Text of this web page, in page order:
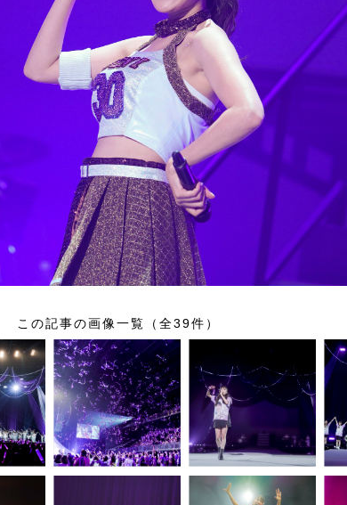
この記事の画像一覧（全39件）